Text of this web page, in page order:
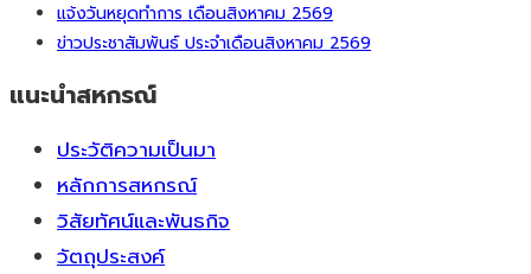
แจ้งวันหยุดทำการ เดือนสิงหาคม 2569
ข่าวประชาสัมพันธ์ ประจำเดือนสิงหาคม 2569
แนะนำสหกรณ์
ประวัติความเป็นมา
หลักการสหกรณ์
วิสัยทัศน์และพันธกิจ
วัตถุประสงค์